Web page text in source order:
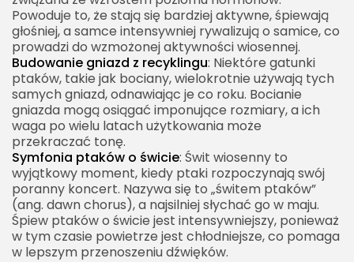
Powoduje to, że stają się bardziej aktywne, śpiewają
głośniej, a samce intensywniej rywalizują o samice, co
prowadzi do wzmożonej aktywności wiosennej.
Budowanie gniazd z recyklingu: Niektóre gatunki
ptaków, takie jak bociany, wielokrotnie używają tych
samych gniazd, odnawiając je co roku. Bocianie
gniazda mogą osiągać imponujące rozmiary, a ich
waga po wielu latach użytkowania może
przekraczać tonę.
Symfonia ptaków o świcie: Świt wiosenny to
wyjątkowy moment, kiedy ptaki rozpoczynają swój
poranny koncert. Nazywa się to „świtem ptaków”
(ang. dawn chorus), a najsilniej słychać go w maju.
Śpiew ptaków o świcie jest intensywniejszy, ponieważ
w tym czasie powietrze jest chłodniejsze, co pomaga
w lepszym przenoszeniu dźwięków.